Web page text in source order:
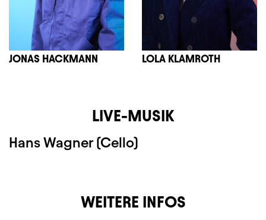
JONAS HACKMANN LOLA KLAMROTH
LIVE-MUSIK
Hans Wagner (Cello)
WEITERE INFOS